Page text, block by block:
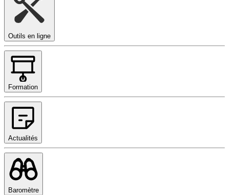
Outils en ligne
Formation
Actualités
Baromètre